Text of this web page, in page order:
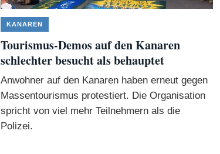
KANAREN
Tourismus-Demos auf den Kanaren
schlechter besucht als behauptet
Anwohner auf den Kanaren haben erneut gegen
Massentourismus protestiert. Die Organisation
spricht von viel mehr Teilnehmern als die
Polizei.